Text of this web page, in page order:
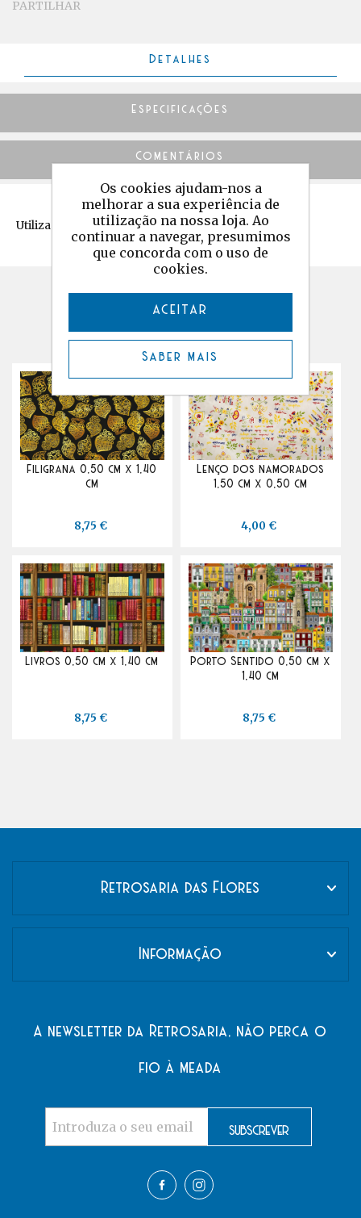
PARTILHAR
Detalhes
Especificações
Comentários
Utilização: Estofos, Artesanato, Almofadas, Malas
Produtos relacionados
Filigrana 0,50 cm x 1,40
cm
8,75 €
Lenço dos namorados
1,50 cm x 0,50 cm
4,00 €
Livros 0,50 cm x 1,40 cm
8,75 €
Porto Sentido 0,50 cm x
1,40 cm
8,75 €
Retrosaria das Flores
Informação
A newsletter da Retrosaria, não perca o
fio à meada
Os cookies ajudam-nos a
melhorar a sua experiência de
utilização na nossa loja. Ao
continuar a navegar, presumimos
que concorda com o uso de
cookies.
ACEITAR
Saber mais